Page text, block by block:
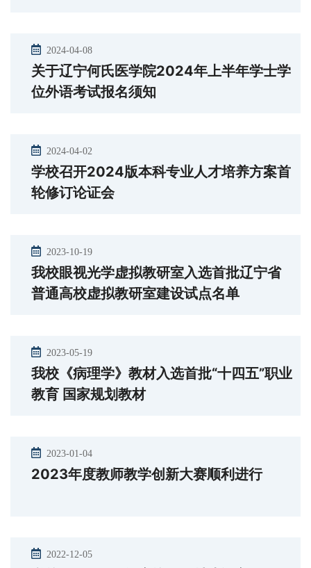
2024-04-08
关于辽宁何氏医学院2024年上半年学士学
位外语考试报名须知
2024-04-02
学校召开2024版本科专业人才培养方案首
轮修订论证会
2023-10-19
我校眼视光学虚拟教研室入选首批辽宁省
普通高校虚拟教研室建设试点名单
2023-05-19
我校《病理学》教材入选首批“十四五”职业
教育 国家规划教材
2023-01-04
2023年度教师教学创新大赛顺利进行
2022-12-05